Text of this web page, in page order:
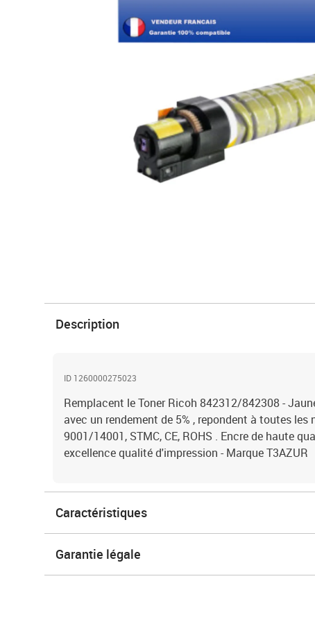
Description
ID 1260000275023
Remplacent le Toner Ricoh 842312/842308 -
avec un rendement de 5% , repondent à toutes les
9001/14001, STMC, CE, ROHS . Encre de haute
excellence qualité d'impression - Marque T3AZUR
Caractéristiques
Garantie légale